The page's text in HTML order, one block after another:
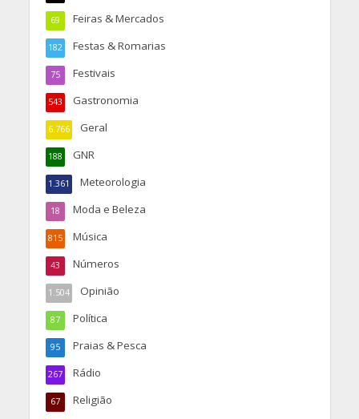
Feiras & Mercados
69
Festas & Romarias
182
Festivais
75
Gastronomia
543
Geral
6.766
GNR
188
Meteorologia
1.361
Moda e Beleza
18
Música
815
Números
43
Opinião
1.504
Política
87
Praias & Pesca
95
Rádio
267
Religião
67